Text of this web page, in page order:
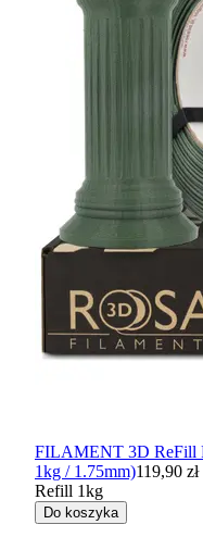
FILAMENT 3D ReFill
1kg / 1.75mm)119,90 zł
Refill 1kg
Do koszyka